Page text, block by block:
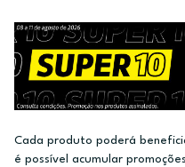
Cada produto poderá
é possível acumular